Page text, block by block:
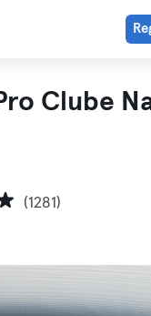
Clube
(1281)